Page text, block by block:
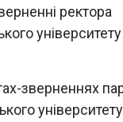
ректора
зверненнях